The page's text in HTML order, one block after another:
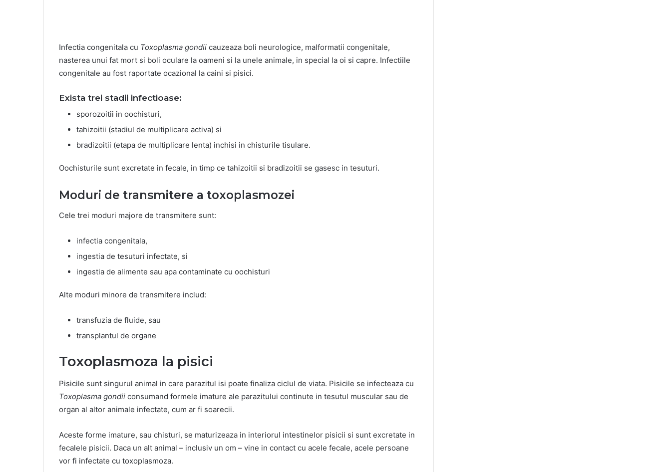
Infectia congenitala cu Toxoplasma gondii cauzeaza boli neurologice, malformatii congenitale,
nasterea unui fat mort si boli oculare la oameni si la unele animale, in special la oi si capre. Infectiile
congenitale au fost raportate ocazional la caini si pisici.
Exista trei stadii infectioase:
sporozoitii in oochisturi,
tahizoitii (stadiul de multiplicare activa) si
bradizoitii (etapa de multiplicare lenta) inchisi in chisturile tisulare.
Oochisturile sunt excretate in fecale, in timp ce tahizoitii si bradizoitii se gasesc in tesuturi.
Moduri de transmitere a toxoplasmozei
Cele trei moduri majore de transmitere sunt:
infectia congenitala,
ingestia de tesuturi infectate, si
ingestia de alimente sau apa contaminate cu oochisturi
Alte moduri minore de transmitere includ:
transfuzia de fluide, sau
transplantul de organe
Toxoplasmoza la pisici
Pisicile sunt singurul animal in care parazitul isi poate finaliza ciclul de viata. Pisicile se infecteaza cu
Toxoplasma gondii consumand formele imature ale parazitului continute in tesutul muscular sau de
organ al altor animale infectate, cum ar fi soarecii.
Aceste forme imature, sau chisturi, se maturizeaza in interiorul intestinelor pisicii si sunt excretate in
fecalele pisicii. Daca un alt animal – inclusiv un om – vine in contact cu acele fecale, acele persoane
vor fi infectate cu toxoplasmoza.